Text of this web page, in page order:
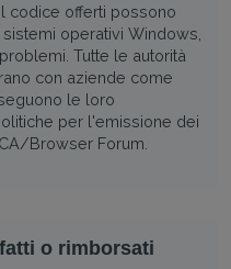
codice offerti possono
operativi Windows,
Tutte le autorità
con aziende come
le loro
per l'emissione dei
Browser Forum.
o rimborsati